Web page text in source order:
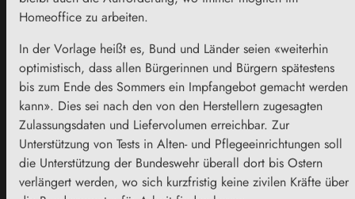
Homeoffice zu arbeiten.
In der Vorlage heißt es, Bund und Länder seien «weiterhin
optimistisch, dass allen Bürgerinnen und Bürgern spätestens
bis zum Ende des Sommers ein Impfangebot gemacht werden
kann». Dies sei nach den von den Herstellern zugesagten
Zulassungsdaten und Liefervolumen erreichbar. Zur
Unterstützung von Tests in Alten- und Pflegeeinrichtungen soll
die Unterstützung der Bundeswehr überall dort bis Ostern
verlängert werden, wo sich kurzfristig keine zivilen Kräfte über